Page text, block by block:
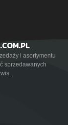
i asortymentu
sprzedawanych